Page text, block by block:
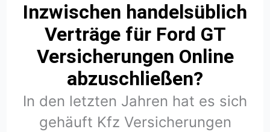
Inzwischen handelsüblich
Verträge für Ford GT
Versicherungen Online
abzuschließen?
In den letzten Jahren hat es sich
gehäuft Kfz Versicherungen